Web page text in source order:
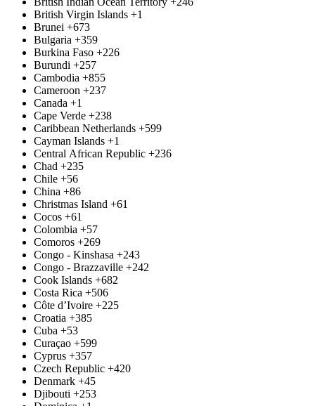
British Virgin Islands +1
Brunei +673
Bulgaria +359
Burkina Faso +226
Burundi +257
Cambodia +855
Cameroon +237
Canada +1
Cape Verde +238
Caribbean Netherlands +599
Cayman Islands +1
Central African Republic +236
Chad +235
Chile +56
China +86
Christmas Island +61
Cocos +61
Colombia +57
Comoros +269
Congo - Kinshasa +243
Congo - Brazzaville +242
Cook Islands +682
Costa Rica +506
Côte d’Ivoire +225
Croatia +385
Cuba +53
Curaçao +599
Cyprus +357
Czech Republic +420
Denmark +45
Djibouti +253